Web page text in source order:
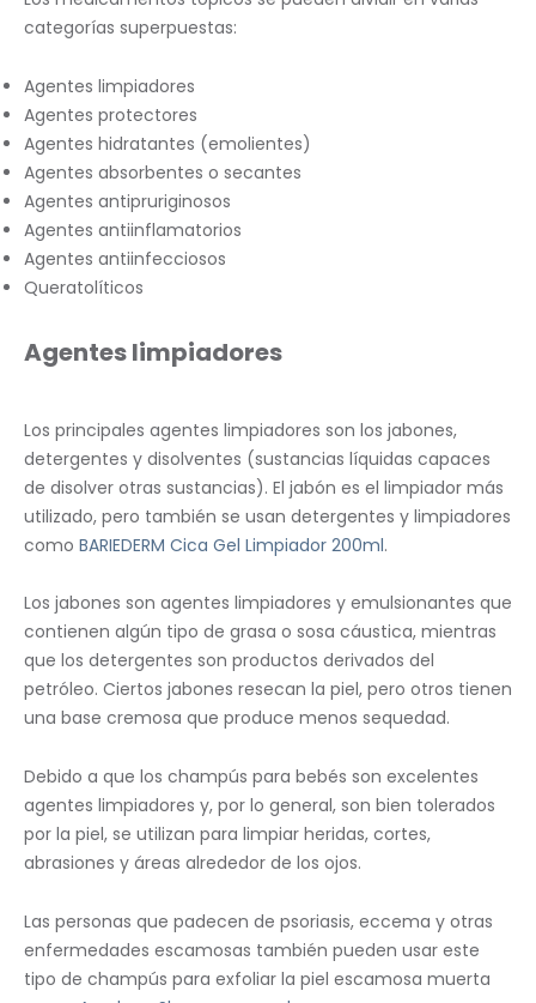
categorías superpuestas:
Agentes limpiadores
Agentes protectores
Agentes hidratantes (emolientes)
Agentes absorbentes o secantes
Agentes antipruriginosos
Agentes antiinflamatorios
Agentes antiinfecciosos
Queratolíticos
Agentes limpiadores
Los principales agentes limpiadores son los jabones,
detergentes y disolventes (sustancias líquidas capaces
de disolver otras sustancias). El jabón es el limpiador más
utilizado, pero también se usan detergentes y limpiadores
como BARIEDERM Cica Gel Limpiador 200ml.
Los jabones son agentes limpiadores y emulsionantes que
contienen algún tipo de grasa o sosa cáustica, mientras
que los detergentes son productos derivados del
petróleo. Ciertos jabones resecan la piel, pero otros tienen
una base cremosa que produce menos sequedad.
Debido a que los champús para bebés son excelentes
agentes limpiadores y, por lo general, son bien tolerados
por la piel, se utilizan para limpiar heridas, cortes,
abrasiones y áreas alrededor de los ojos.
Las personas que padecen de psoriasis, eccema y otras
enfermedades escamosas también pueden usar este
tipo de champús para exfoliar la piel escamosa muerta